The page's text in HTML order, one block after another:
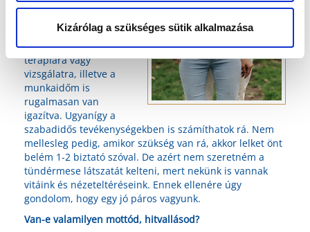
Kizárólag a szükséges sütik alkalmazása
támogatni azt, amit a
is jelenti, hogy akár
munkaidőben is visz
terápiára vagy
vizsgálatra, illetve a
munkaidőm is
rugalmasan van
igazítva. Ugyanígy a
szabadidős tevékenységekben is számíthatok rá. Nem
mellesleg pedig, amikor szükség van rá, akkor lelket önt
belém 1-2 biztató szóval. De azért nem szeretném a
tündérmese látszatát kelteni, mert nekünk is vannak
vitáink és nézeteltéréseink. Ennek ellenére úgy
gondolom, hogy egy jó páros vagyunk.
Van-e valamilyen mottód, hitvallásod?